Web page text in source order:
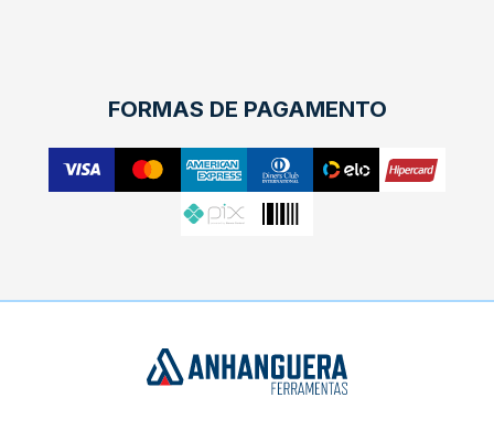
FORMAS DE PAGAMENTO